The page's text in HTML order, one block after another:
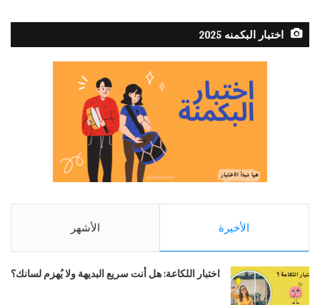
اختبار البكمنه 2025
الأخيرة الأشهر
اختبار اللكاعة: هل أنت سريع البديهة ولا يُهزم لسانك؟